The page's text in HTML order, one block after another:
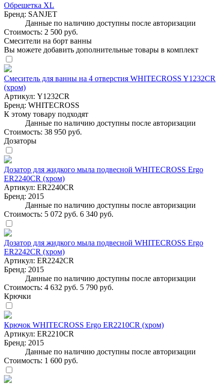
Обрешетка XL
Бренд: SANJET
Данные по наличию доступны после авторизации
Стоимость: 2 500 руб.
Смесители на борт ванны
Вы можете добавить дополнительные товары в комплект
Смеситель для ванны на 4 отверстия WHITECROSS Y1232CR
(хром)
Артикул: Y1232CR
Бренд: WHITECROSS
К этому товару подходят
Данные по наличию доступны после авторизации
Стоимость: 38 950 руб.
Дозаторы
Дозатор для жидкого мыла подвесной WHITECROSS Ergo
ER2240CR (хром)
Артикул: ER2240CR
Бренд: 2015
Данные по наличию доступны после авторизации
Стоимость: 5 072 руб. 6 340 руб.
Дозатор для жидкого мыла подвесной WHITECROSS Ergo
ER2242CR (хром)
Артикул: ER2242CR
Бренд: 2015
Данные по наличию доступны после авторизации
Стоимость: 4 632 руб. 5 790 руб.
Крючки
Крючок WHITECROSS Ergo ER2210CR (хром)
Артикул: ER2210CR
Бренд: 2015
Данные по наличию доступны после авторизации
Стоимость: 1 600 руб.